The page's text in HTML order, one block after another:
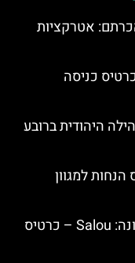
אטרקציות
כניסה
היהודית ברובע
למגוון
פארק המים PortAventura בברצלונה: Salou – כרטיס